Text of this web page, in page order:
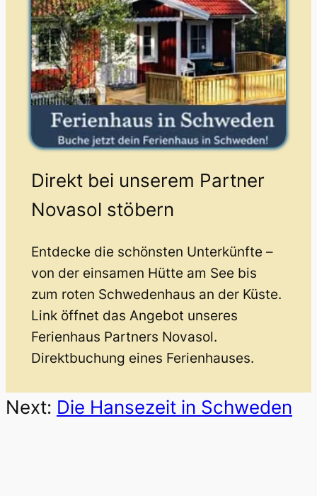
Direkt bei unserem Partner
Novasol stöbern
Entdecke die schönsten Unterkünfte –
von der einsamen Hütte am See bis
zum roten Schwedenhaus an der Küste.
Link öffnet das Angebot unseres
Ferienhaus Partners Novasol.
Direktbuchung eines Ferienhauses.
Next: Die Hansezeit in Schweden